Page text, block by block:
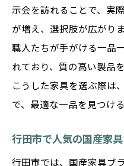
おしゃれなイ
力
行田市の国産
トレンドを押
行田市で見つ
コーディネート
行田市の国産家具
示会を訪れることで、実
が増え、選択肢が広がり
職人たちが手がける一品
れており、質の高い製品
こうした家具を選ぶ際は
で、最適な一品を見つけ
行田市で人気の国産家
行田市では、国産家具ブ